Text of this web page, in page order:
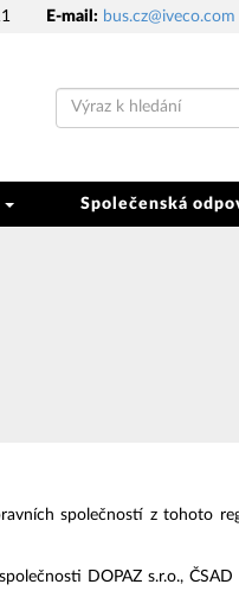
E-mail: bus.cz@iveco.com
Společenská
společností z tohoto
DOPAZ s.r.o., ČSAD